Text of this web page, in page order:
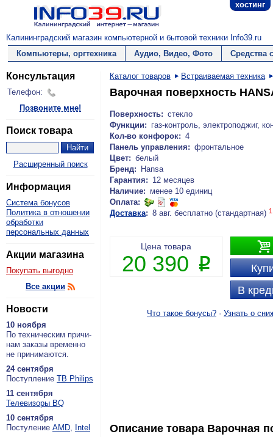
хостинг
Калининградский магазин компьютерной и бытовой техники Info39.ru
Компьютеры, оргтехника
Аудио, Видео, Фото Средства
Консультация
Телефон:
Позвоните мне!
Поиск товара
Расширенный поиск
Информация
Система бонусов
Политика в отношении
обработки
персональных данных
Акции магазина
Покупать выгодно
Все акции
Новости
10 ноября
По тех­ни­че­ским при­чи­
нам за­ка­зы вре­мен­но
не при­ни­ма­ют­ся.
24 сентября
По­ступ­ле­ние ТВ Philips
11 сентября
Теле­ви­зо­ры BQ
10 сентября
По­сту­ле­ние AMD, Intel
Каталог товаров Встраиваемая техника
Варочная поверхность
Поверхность: стекло
Функции: газ-контроль, электроподжиг,
Кол-во конфорок: 4
Панель управления: фронтальное
Цвет: белый
Бренд:
Hansa
Гарантия: 12 месяцев
Наличие: менее 10 единиц
Оплата:
Доставка: 8 авг. бесплатно (стандартная) 1

В
Цена товара
20 390 P
Что такое бонусы? · Узнать о
Описание товара Варочная